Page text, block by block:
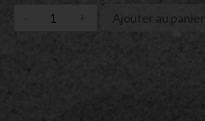
Ajouter au panier